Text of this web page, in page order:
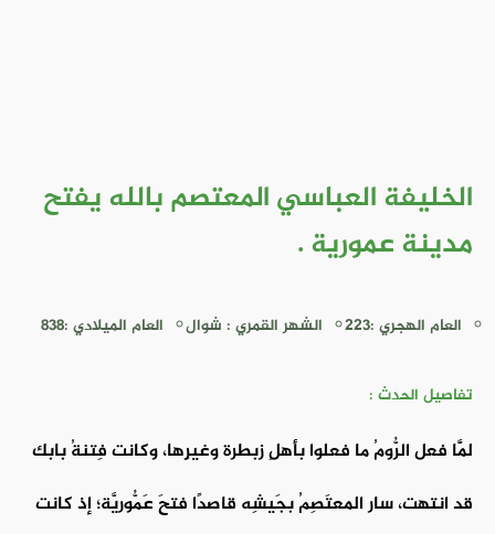
الخليفة العباسي المعتصم بالله يفتح
مدينة عمورية .
العام الهجري :223 الشهر القمري : شوال العام الميلادي :838
تفاصيل الحدث :
لَمَّا فعل الرُّومُ ما فعلوا بأهلِ زبطرة وغيرِها، وكانت فِتنةُ بابك
قد انتهت، سار المعتَصِمُ بجَيشِه قاصدًا فتحَ عَمُّوريَّة؛ إذ كانت